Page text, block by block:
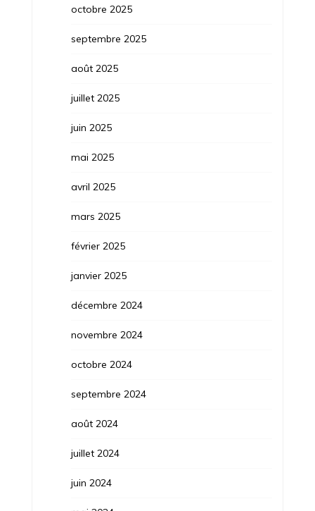
octobre 2025
septembre 2025
août 2025
juillet 2025
juin 2025
mai 2025
avril 2025
mars 2025
février 2025
janvier 2025
décembre 2024
novembre 2024
octobre 2024
septembre 2024
août 2024
juillet 2024
juin 2024